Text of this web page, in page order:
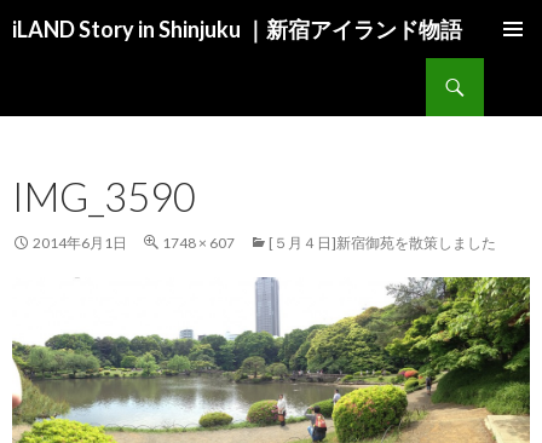
iLAND Story in Shinjuku ｜新宿アイランド物語
IMG_3590
2014年6月1日 1748 × 607 [５月４日]新宿御苑を散策しました